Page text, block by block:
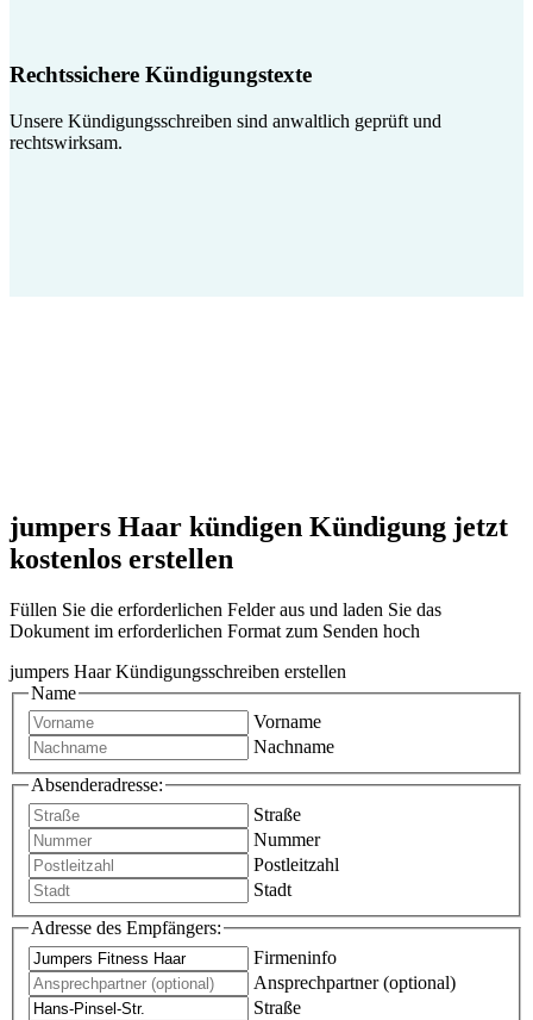
Rechtssichere Kündigungstexte
Unsere Kündigungsschreiben sind anwaltlich geprüft und
rechtswirksam.
jumpers Haar kündigen Kündigung jetzt
kostenlos erstellen
Füllen Sie die erforderlichen Felder aus und laden Sie das
Dokument im erforderlichen Format zum Senden hoch
jumpers Haar Kündigungsschreiben erstellen
Name
Vorname
Nachname
Absenderadresse:
Straße
Nummer
Postleitzahl
Stadt
Adresse des Empfängers:
Firmeninfo
Ansprechpartner (optional)
Straße